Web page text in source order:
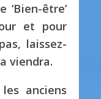
être’
et pour
laissez-
viendra.
anciens